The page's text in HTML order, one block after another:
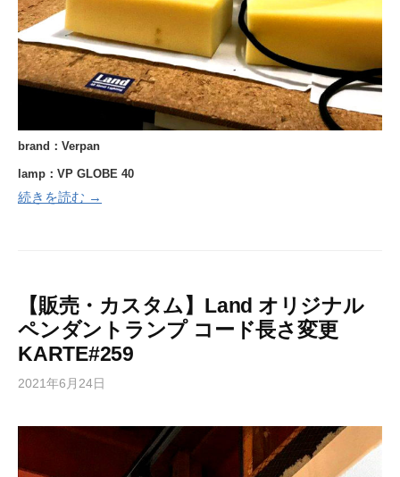
brand：Verpan
lamp：VP GLOBE 40
続きを読む →
【販売・カスタム】Land オリジナル
ペンダントランプ コード長さ変更
KARTE#259
2021年6月24日